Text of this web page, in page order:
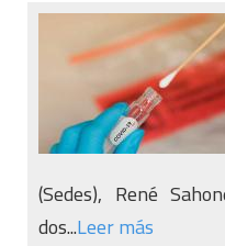
(Sedes), René
dos...Leer más